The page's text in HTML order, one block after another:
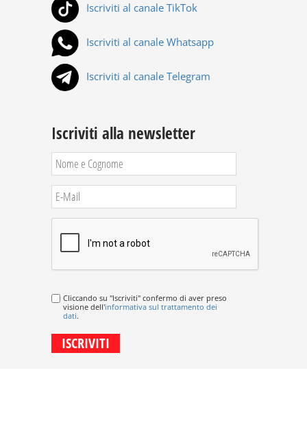
Iscriviti al canale TikTok
Iscriviti al canale Whatsapp
Iscriviti al canale Telegram
Iscriviti alla newsletter
Cliccando su "Iscriviti" confermo di aver preso
visione dell'informativa sul trattamento dei
dati.